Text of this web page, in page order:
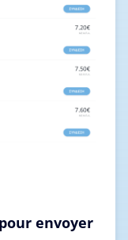
envoyer